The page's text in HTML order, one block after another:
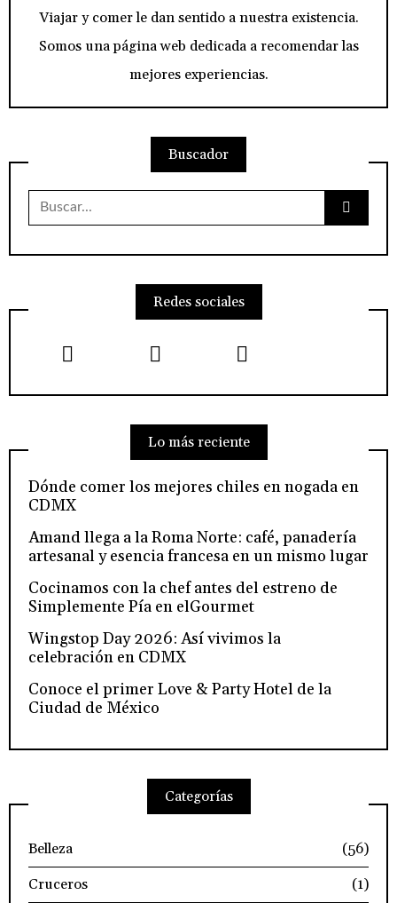
Viajar y comer le dan sentido a nuestra existencia.
Somos una página web dedicada a recomendar las
mejores experiencias.
Buscador
Buscar:
Redes sociales
Lo más reciente
Dónde comer los mejores chiles en nogada en
CDMX
Amand llega a la Roma Norte: café, panadería
artesanal y esencia francesa en un mismo lugar
Cocinamos con la chef antes del estreno de
Simplemente Pía en elGourmet
Wingstop Day 2026: Así vivimos la
celebración en CDMX
Conoce el primer Love & Party Hotel de la
Ciudad de México
Categorías
Belleza
(56)
Cruceros
(1)